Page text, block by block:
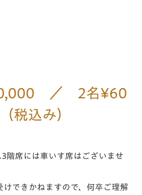
／ 2名¥60
込み）
階席には車いす席はございませ
できかねますので、何卒ご理解